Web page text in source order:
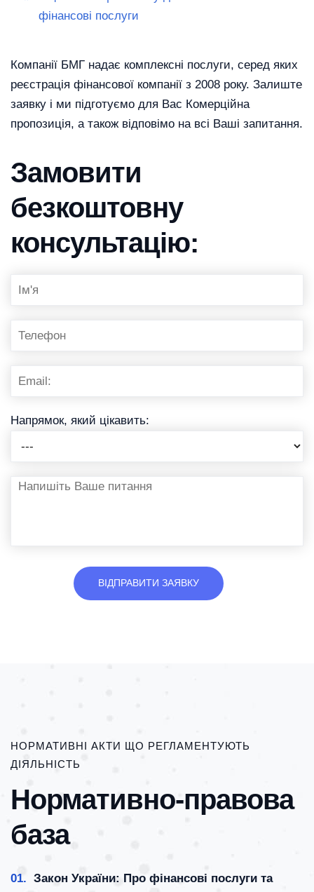
фінансові послуги
Компанії БМГ надає комплексні послуги, серед яких
реєстрація фінансової компанії з 2008 року. Залиште
заявку і ми підготуємо для Вас Комерційна
пропозиція, а також відповімо на всі Ваші запитання.
Замовити
безкоштовну
консультацію:
Напрямок, який цікавить:
НОРМАТИВНІ АКТИ ЩО РЕГЛАМЕНТУЮТЬ
ДІЯЛЬНІСТЬ
Нормативно-правова
база
01. Закон України: Про фінансові послуги та